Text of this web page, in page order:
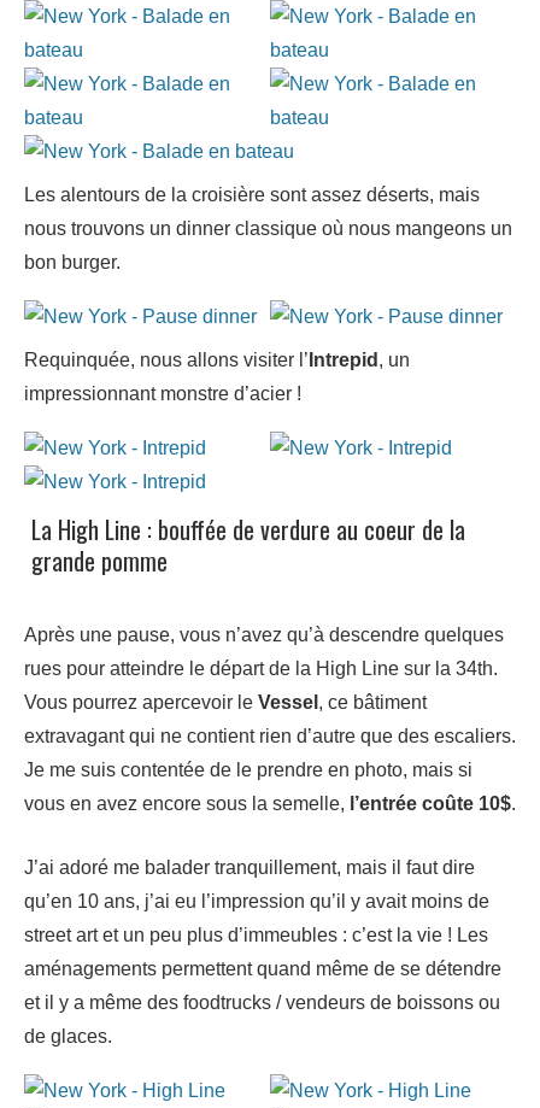
Les alentours de la croisière sont assez déserts, mais
nous trouvons un dinner classique où nous mangeons un
bon burger.
Requinquée, nous allons visiter l’ Intrepid , un
impressionnant monstre d’acier !
La High Line : bouffée de verdure au coeur de la
grande pomme
Après une pause, vous n’avez qu’à descendre quelques
rues pour atteindre le départ de la High Line sur la 34th.
Vous pourrez apercevoir le Vessel , ce bâtiment
extravagant qui ne contient rien d’autre que des escaliers.
Je me suis contentée de le prendre en photo, mais si
vous en avez encore sous la semelle, l’entrée coûte 10$.
J’ai adoré me balader tranquillement, mais il faut dire
qu’en 10 ans, j’ai eu l’impression qu’il y avait moins de
street art et un peu plus d’immeubles : c’est la vie ! Les
aménagements permettent quand même de se détendre
et il y a même des foodtrucks / vendeurs de boissons ou
de glaces.